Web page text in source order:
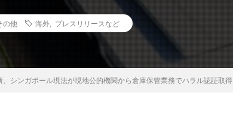
の他 海外 プレスリリースなど
、シンガポール現法が現地公的機関から倉庫保管業務でハラル認証取得